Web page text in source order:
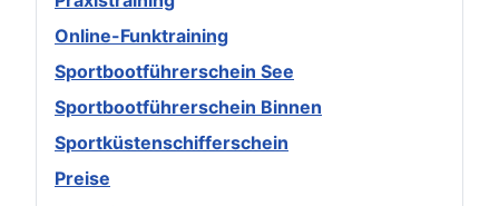
Online-Funktraining
Sportbootführerschein See
Sportbootführerschein Binnen
Sportküstenschifferschein
Preise